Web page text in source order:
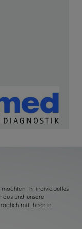
Ihr individuelles
aus und unsere
mit Ihnen in